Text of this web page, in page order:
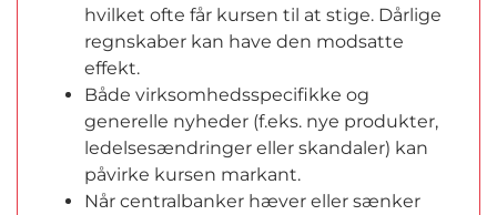
hvilket ofte får kursen til at stige. Dårlige
regnskaber kan have den modsatte
effekt.
Både virksomhedsspecifikke og
generelle nyheder (f.eks. nye produkter,
ledelsesændringer eller skandaler) kan
påvirke kursen markant.
Når centralbanker hæver eller sænker